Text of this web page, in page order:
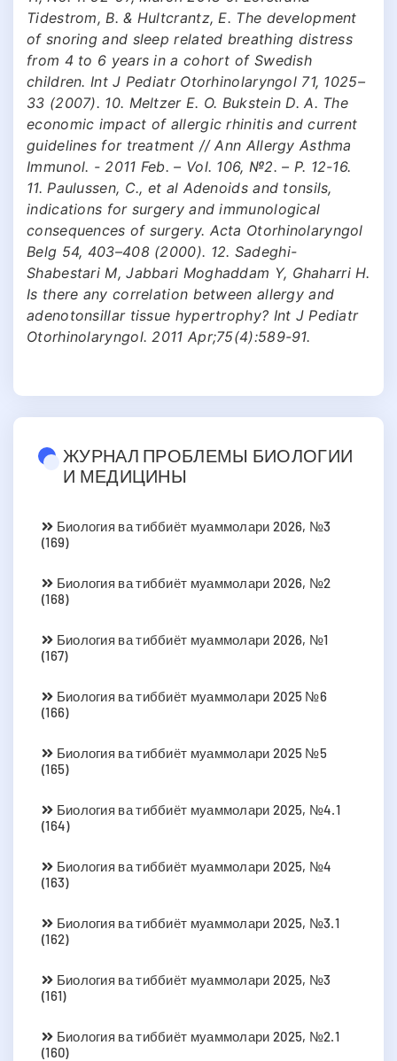
Tidestrom, B. & Hultcrantz, E. The development
of snoring and sleep related breathing distress
from 4 to 6 years in a cohort of Swedish
children. Int J Pediatr Otorhinolaryngol 71, 1025–
33 (2007). 10. Meltzer E. O. Bukstein D. A. The
economic impact of allergic rhinitis and current
guidelines for treatment // Ann Allergy Asthma
Immunol. - 2011 Feb. – Vol. 106, №2. – P. 12-16.
11. Paulussen, C., et al Adenoids and tonsils,
indications for surgery and immunological
consequences of surgery. Acta Otorhinolaryngol
Belg 54, 403–408 (2000). 12. Sadeghi-
Shabestari M, Jabbari Moghaddam Y, Ghaharri H.
Is there any correlation between allergy and
adenotonsillar tissue hypertro­phy? Int J Pediatr
Otorhinolaryngol. 2011 Apr;75(4):589-91.
ЖУРНАЛ ПРОБЛЕМЫ БИОЛОГИИ
И МЕДИЦИНЫ
Биология ва тиббиёт муаммолари 2026, №3
(169)
Биология ва тиббиёт муаммолари 2026, №2
(168)
Биология ва тиббиёт муаммолари 2026, №1
(167)
Биология ва тиббиёт муаммолари 2025 №6
(166)
Биология ва тиббиёт муаммолари 2025 №5
(165)
Биология ва тиббиёт муаммолари 2025, №4.1
(164)
Биология ва тиббиёт муаммолари 2025, №4
(163)
Биология ва тиббиёт муаммолари 2025, №3.1
(162)
Биология ва тиббиёт муаммолари 2025, №3
(161)
Биология ва тиббиёт муаммолари 2025, №2.1
(160)